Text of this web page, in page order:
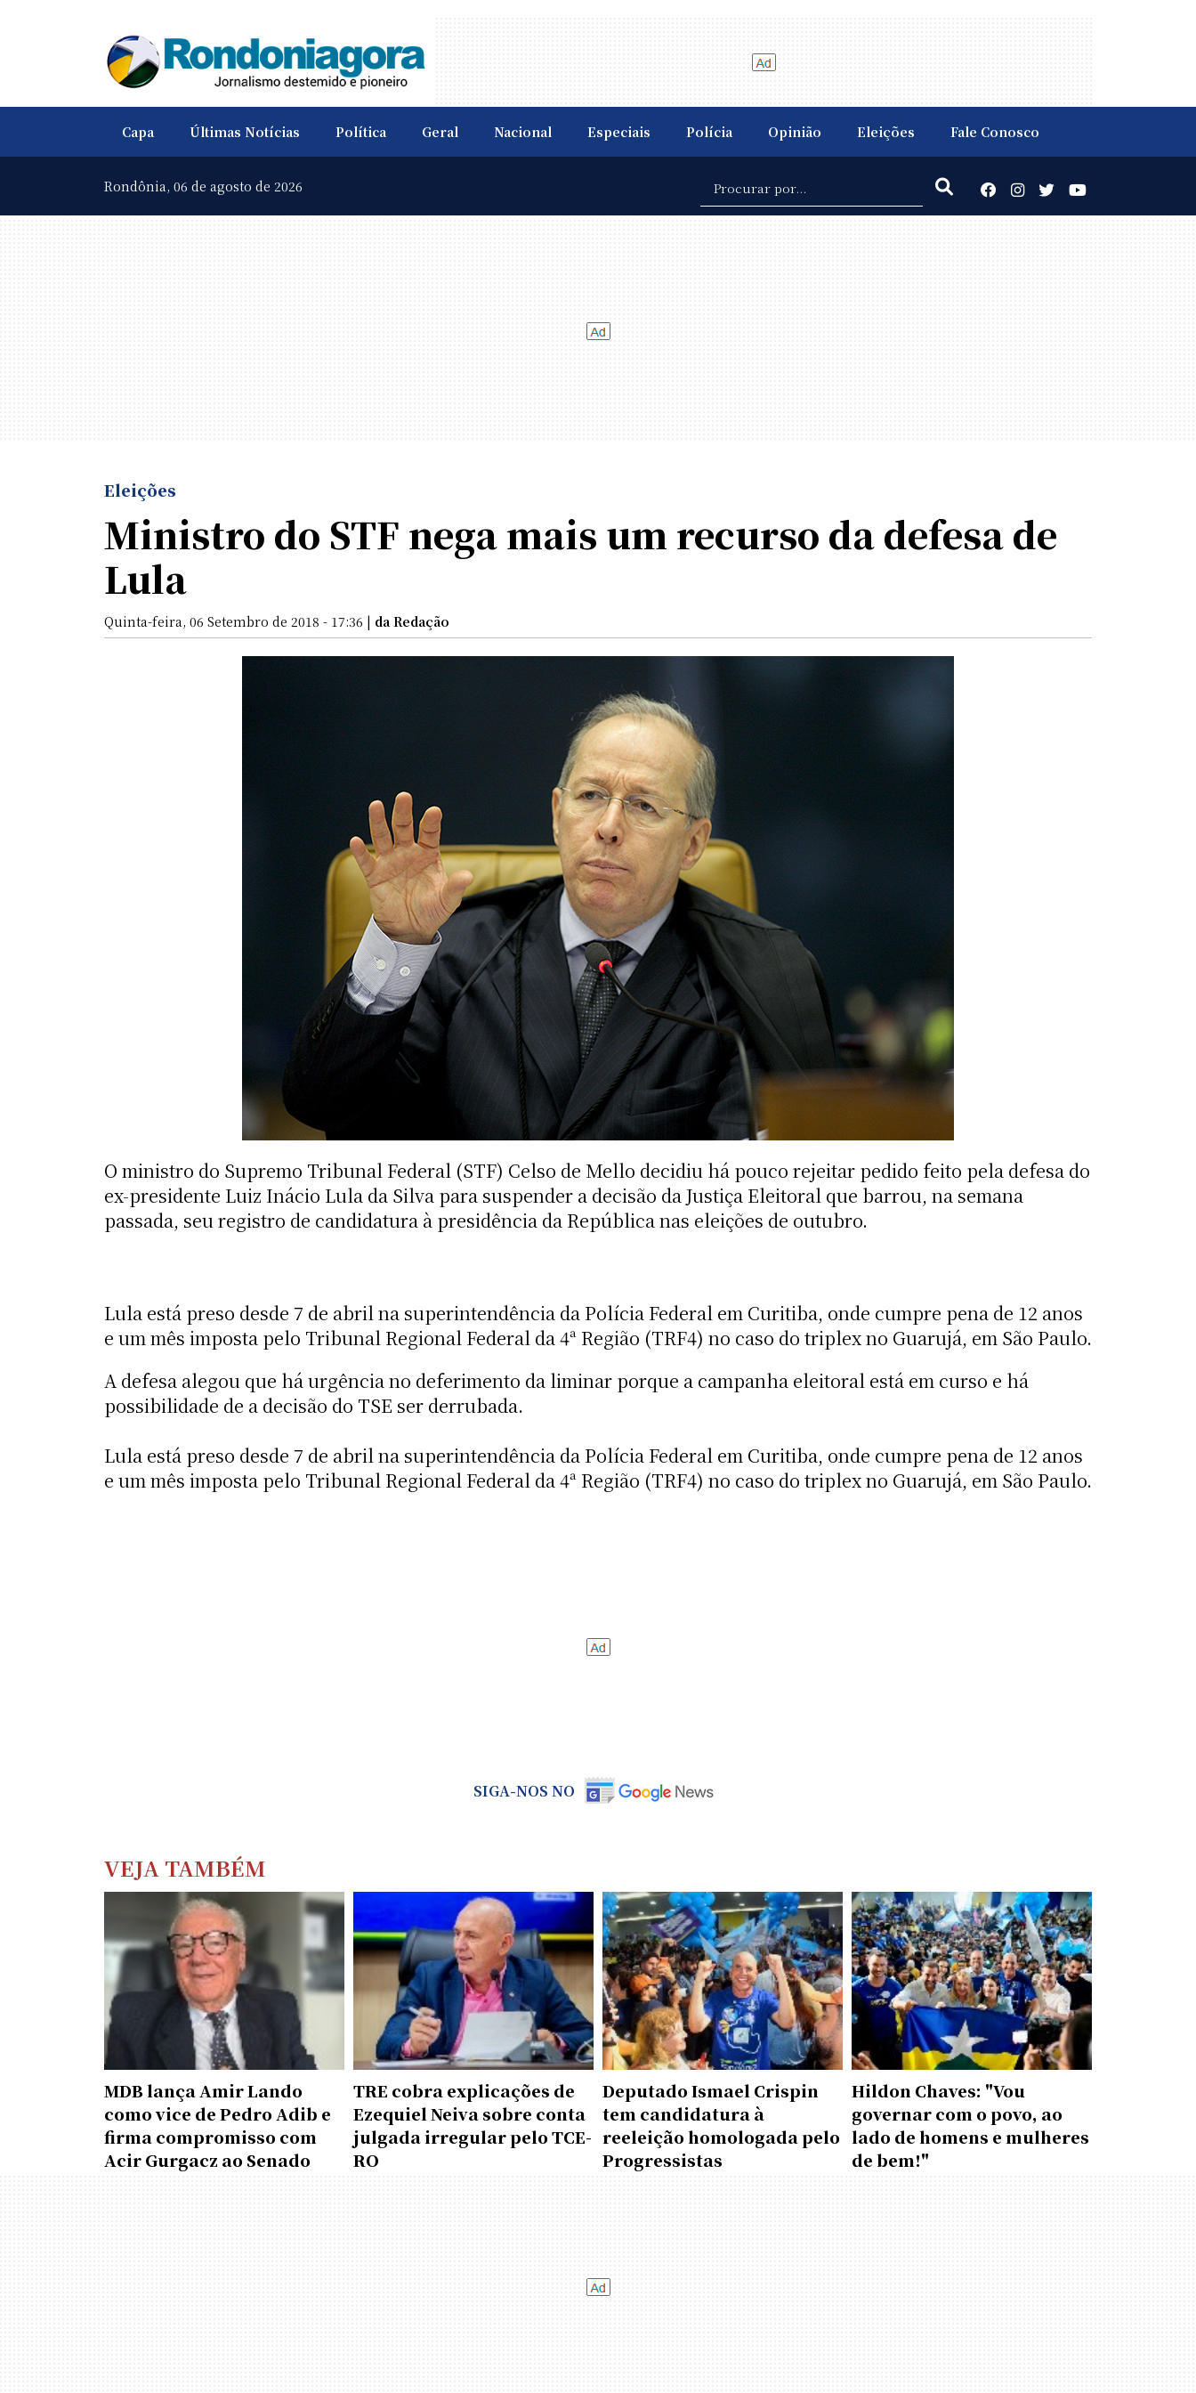
Capa Últimas Notícias Política Geral Nacional Especiais Polícia Opinião Eleições Fale Conosco
Rondônia, 06 de agosto de 2026
Eleições
Ministro do STF nega mais um recurso da defesa de
Lula
Quinta-feira, 06 Setembro de 2018 - 17:36 | da Redação
O ministro do Supremo Tribunal Federal (STF) Celso de Mello decidiu há pouco rejeitar pedido feito pela defesa do
ex-presidente Luiz Inácio Lula da Silva para suspender a decisão da Justiça Eleitoral que barrou, na semana
passada, seu registro de candidatura à presidência da República nas eleições de outubro.
Lula está preso desde 7 de abril na superintendência da Polícia Federal em Curitiba, onde cumpre pena de 12 anos
e um mês imposta pelo Tribunal Regional Federal da 4ª Região (TRF4) no caso do triplex no Guarujá, em São Paulo.
A defesa alegou que há urgência no deferimento da liminar porque a campanha eleitoral está em curso e há
possibilidade de a decisão do TSE ser derrubada.
Lula está preso desde 7 de abril na superintendência da Polícia Federal em Curitiba, onde cumpre pena de 12 anos
e um mês imposta pelo Tribunal Regional Federal da 4ª Região (TRF4) no caso do triplex no Guarujá, em São Paulo.
SIGA-NOS NO
VEJA TAMBÉM
MDB lança Amir Lando
como vice de Pedro Adib e
firma compromisso com
Acir Gurgacz ao Senado
TRE cobra explicações de
Ezequiel Neiva sobre conta
julgada irregular pelo TCE-
RO
Deputado Ismael Crispin
tem candidatura à
reeleição homologada pelo
Progressistas
Hildon Chaves: "Vou
governar com o povo, ao
lado de homens e mulheres
de bem!"